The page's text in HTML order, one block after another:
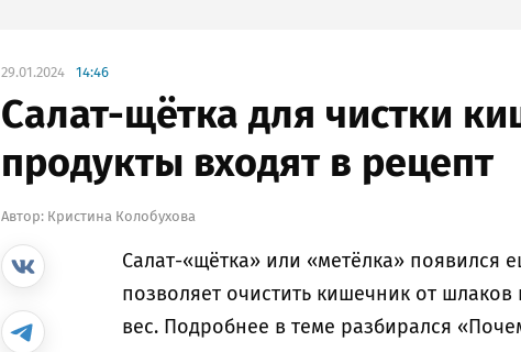
29.01.2024 14:46
Салат-щётка для чистки
продукты входят в рецепт
Автор: Кристина Колобухова
Салат-«щётка» или «метёлка» появился
позволяет очистить кишечник от
вес. Подробнее в теме разбирался